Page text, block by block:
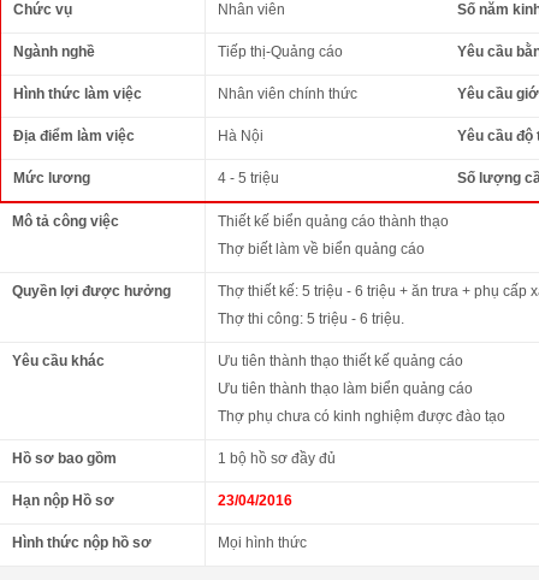
Chức vụ Nhân viên Số năm
Ngành nghề Tiếp thị-Quảng cáo Yêu cầu
Hình thức làm việc Nhân viên chính thức Yêu cầu
Địa điểm làm việc Hà Nội Yêu cầu độ
Mức lương 4 - 5 triệu Số lượng
Mô tả công việc
Thiết kế biển quảng cáo thành thạo
Thợ biết làm về biển quảng cáo
Quyền lợi được hưởng
Thợ thiết kế: 5 triệu - 6 triệu + ăn trưa + phụ cấp
Thợ thi công: 5 triệu - 6 triệu.
Yêu cầu khác
Ưu tiên thành thạo thiết kế quảng cáo
Ưu tiên thành thạo làm biển quảng cáo
Thợ phụ chưa có kinh nghiệm được đào tạo
Hồ sơ bao gồm 1 bộ hồ sơ đầy đủ
Hạn nộp Hồ sơ 23/04/2016
Hình thức nộp hồ sơ Mọi hình thức